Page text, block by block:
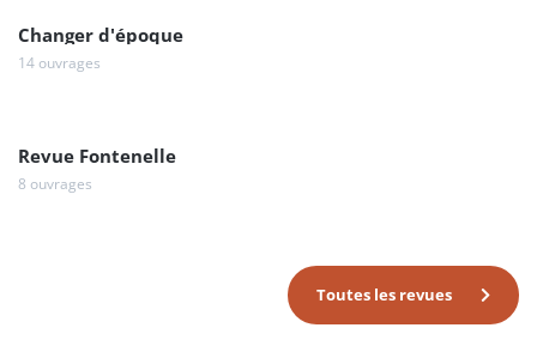
Changer d'époque
14 ouvrages
Revue Fontenelle
8 ouvrages
Toutes les revues